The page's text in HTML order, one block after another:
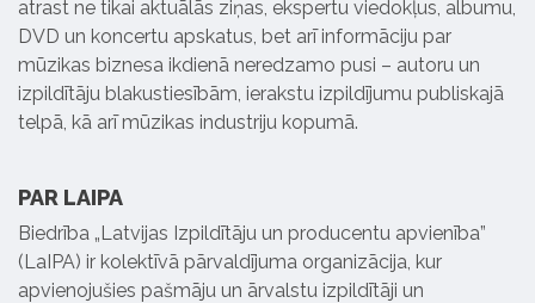
atrast ne tikai aktuālās ziņas, ekspertu viedokļus, albumu,
DVD un koncertu apskatus, bet arī informāciju par
mūzikas biznesa ikdienā neredzamo pusi – autoru un
izpildītāju blakustiesībām, ierakstu izpildījumu publiskajā
telpā, kā arī mūzikas industriju kopumā.
PAR LAIPA
Biedrība „Latvijas Izpildītāju un producentu apvienība”
(LaIPA) ir kolektīvā pārvaldījuma organizācija, kur
apvienojušies pašmāju un ārvalstu izpildītāji un